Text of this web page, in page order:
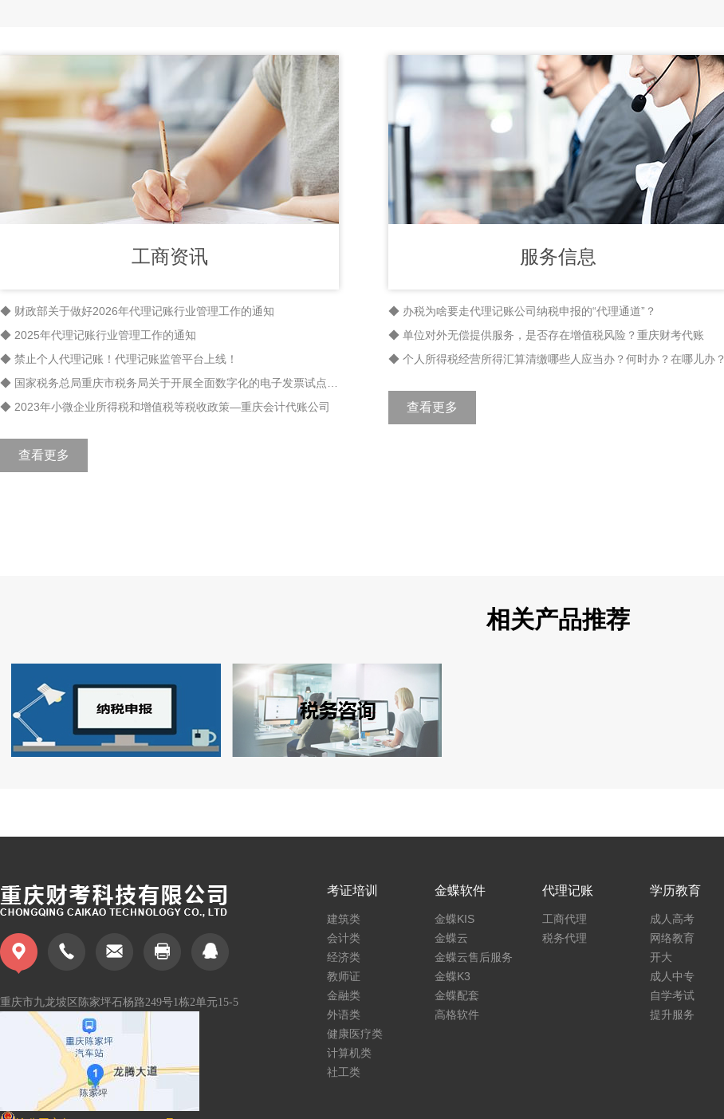
工商资讯
◆ 财政部关于做好2026年代理记账行业管理工作的通知
◆ 2025年代理记账行业管理工作的通知
◆ 禁止个人代理记账！代理记账监管平台上线！
◆ 2023年小微企业所得税和增值税等税收政策—重庆会计代账公司
查看更多
服务信息
◆ 办税为啥要走代理记账公司纳税申报的“代理通道”？
◆ 单位对外无偿提供服务，是否存在增值税风险？重庆财考代账
◆ 个人所得税经营所得汇算清缴哪些人应当办？何时办？在哪儿办？
查看更多
相关产品推荐
重庆市九龙坡区陈家坪石杨路249号1栋2单元15-5
考证培训
建筑类
会计类
经济类
教师证
金融类
外语类
健康医疗类
计算机类
社工类
金蝶软件
金蝶KIS
金蝶云
金蝶云售后服务
金蝶K3
金蝶配套
高格软件
代理记账
工商代理
税务代理
学历教育
成人高考
网络教育
开大
成人中专
自学考试
提升服务